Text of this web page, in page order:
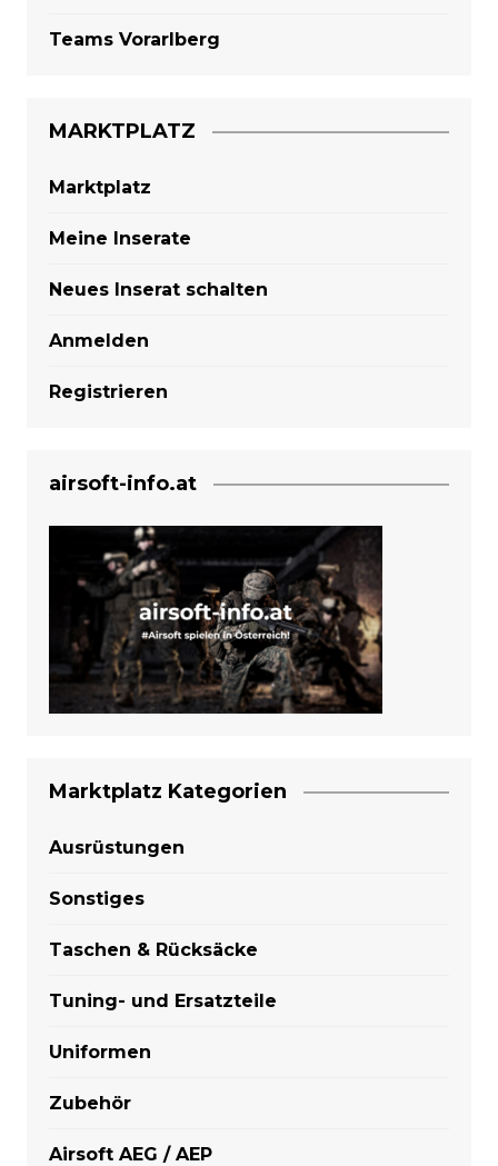
Teams Vorarlberg
MARKTPLATZ
Marktplatz
Meine Inserate
Neues Inserat schalten
Anmelden
Registrieren
airsoft-info.at
Marktplatz Kategorien
Ausrüstungen
Sonstiges
Taschen & Rücksäcke
Tuning- und Ersatzteile
Uniformen
Zubehör
Airsoft AEG / AEP